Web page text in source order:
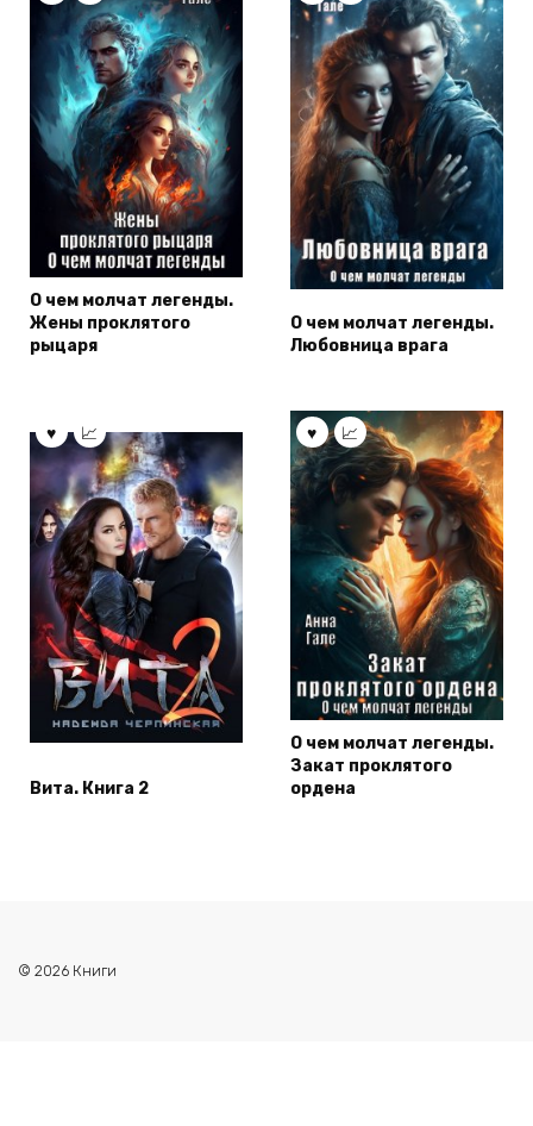
О чем молчат легенды.
Жены проклятого
рыцаря
О чем молчат легенды.
Любовница врага
Вита. Книга 2
О чем молчат легенды.
Закат проклятого
ордена
© 2026 Книги